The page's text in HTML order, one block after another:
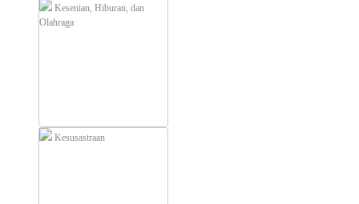
Kesenian, Hiburan, dan
Olahraga
Kesusastraan